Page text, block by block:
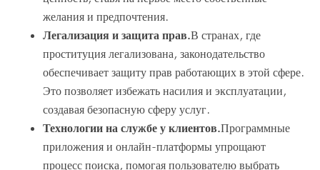
желания и предпочтения.
Легализация и защита прав.В странах, где
проституция легализована, законодательство
обеспечивает защиту прав работающих в этой сфере.
Это позволяет избежать насилия и эксплуатации,
создавая безопасную сферу услуг.
Технологии на службе у клиентов.Программные
приложения и онлайн-платформы упрощают
процесс поиска, помогая пользователю выбрать